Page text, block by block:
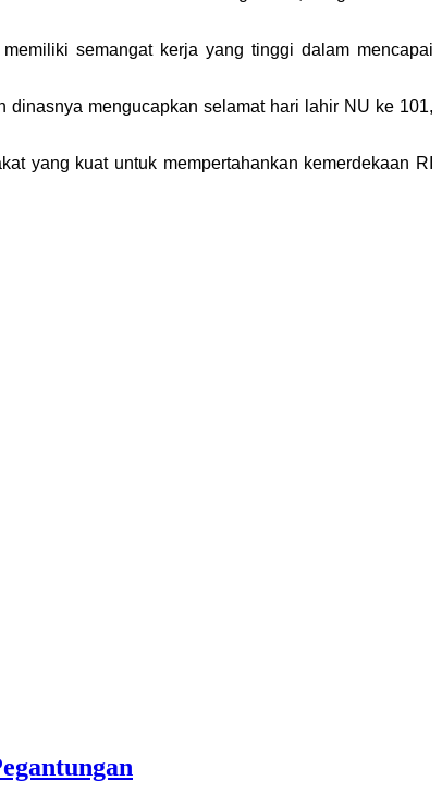
semangat kerja yang tinggi dalam mencapai
mengucapkan selamat hari lahir NU ke 101,
yang kuat untuk mempertahankan kemerdekaan RI